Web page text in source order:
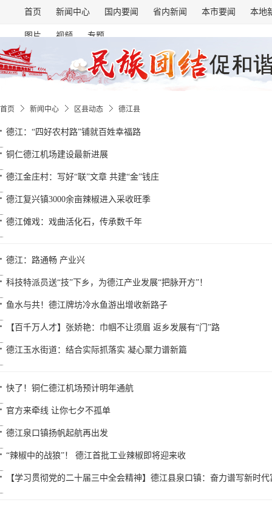
首页 新闻中心 国内要闻 省内新闻 本市要闻 本地
图片 视频 专题
首页 新闻中心 区县动态 德江县
德江：“四好农村路”铺就百姓幸福路
铜仁德江机场建设最新进展
德江金庄村：写好“联”文章 共建“金”钱庄
德江复兴镇3000余亩辣椒进入采收旺季
德江傩戏：戏曲活化石，传承数千年
德江：路通畅 产业兴
科技特派员送“技”下乡，为德江产业发展“把脉开方”！
鱼水与共！德江牌坊冷水鱼游出增收新路子
【百千万人才】张娇艳：巾帼不让须眉 返乡发展有“门”路
德江玉水街道：结合实际抓落实 凝心聚力谱新篇
快了！铜仁德江机场预计明年通航
官方来牵线 让你七夕不孤单
德江泉口镇扬帆起航再出发
“辣椒中的战狼”！ 德江首批工业辣椒即将迎来收
【学习贯彻党的二十届三中全会精神】德江县泉口镇：奋力谱写新时